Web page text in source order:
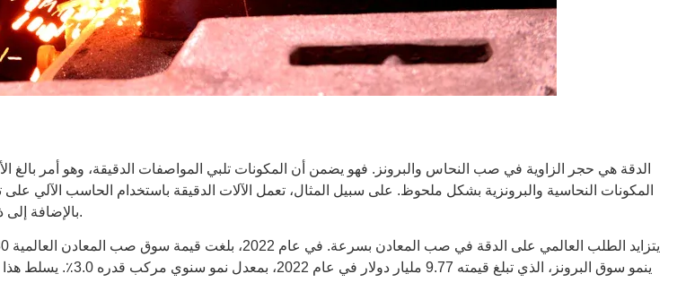
الدقة هي حجر الزاوية في صب النحاس والبرونز. فهو يضمن أن المكونات تلبي المواصفات الدقيقة، وهو أمر بالغ
المكونات النحاسية والبرونزية بشكل ملحوظ. على سبيل المثال، تعمل الآلات الدقيقة باستخدام الحاسب الآلي
بالإضافة إلى ذلك، تعمل المعالجة الدقيقة على تحسين استخدام المواد، وتقليل النفايات وتحسين الموثوقية.
ينمو سوق البرونز،